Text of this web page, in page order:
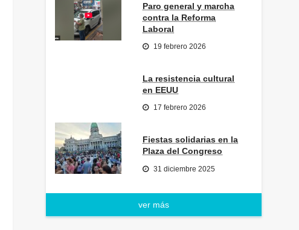
Paro general y marcha
contra la Reforma
Laboral
19 febrero 2026
La resistencia cultural
en EEUU
17 febrero 2026
Fiestas solidarias en la
Plaza del Congreso
31 diciembre 2025
ver más